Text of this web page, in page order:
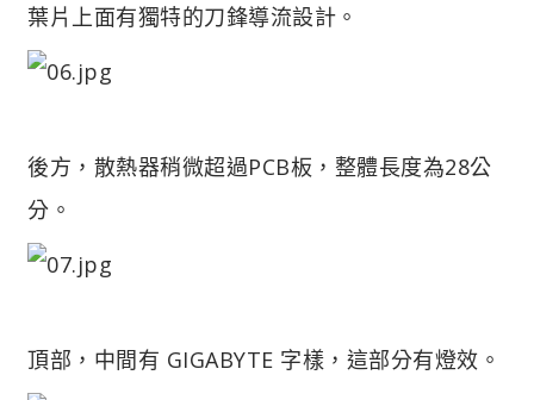
葉片上面有獨特的刀鋒導流設計。
後方，散熱器稍微超過PCB板，整體長度為28公
分。
頂部，中間有 GIGABYTE 字樣，這部分有燈效。